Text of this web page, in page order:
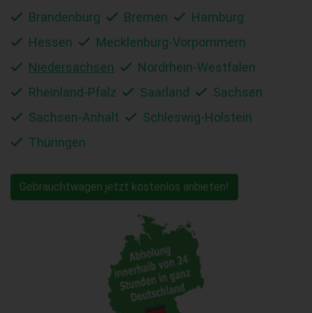
Brandenburg
Bremen
Hamburg
Hessen
Mecklenburg-Vorpommern
Niedersachsen
Nordrhein-Westfalen
Rheinland-Pfalz
Saarland
Sachsen
Sachsen-Anhalt
Schleswig-Holstein
Thüringen
Gebrauchtwagen jetzt kostenlos anbieten!